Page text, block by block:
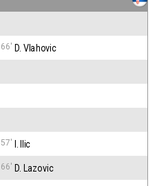
66' D. Vlahovic
57' I. Ilic
66' D. Lazovic